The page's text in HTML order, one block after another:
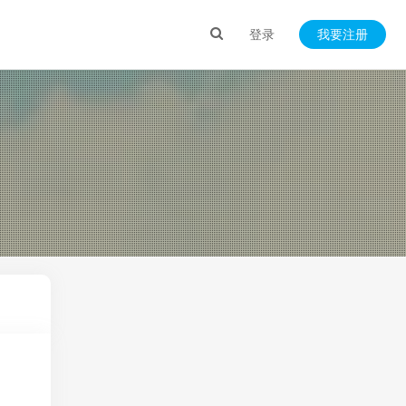
登录 我要注册